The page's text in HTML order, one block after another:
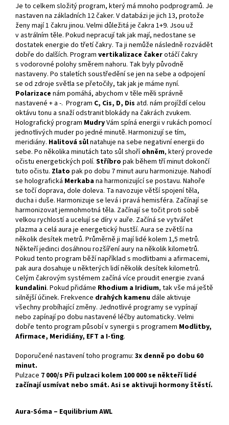
Je to celkem složitý program, který má mnoho podprogramů. Je
nastaven na základních 12 čaker. V databázi je jich 13, protože
ženy mají 1 čakru jinou. Velmi důležitá je čakra 1+9. Jsou už
v astrálním těle. Pokud nepracují tak jak mají, nedostane se
dostatek energie do třetí čakry. Ta ji nemůže následně rozvádět
dobře do dalších. Program vertikalizace čakerotáčí čakry
s vodorovné polohy směrem nahoru. Tak byly původně
nastaveny. Po staletích soustředění se jen na sebe a odpojení
se od zdroje světla se přetočily, tak jak je máme nyní.
Polarizace nám pomáhá, abychom v těle měli správně
nastavené + a -. Program C, Cis, D, Dis atd. nám projíždí celou
oktávu tonu a snaží odstranit blokády na čakrách zvukem.
Holografický program MudryVám spíná energii v rukách pomocí
jednotlivých muder po jedné minutě. Harmonizují se tím,
meridiány. Halitová sůlnatahuje na sebe negativní energii do
sebe. Po několika minutách tato sůl shoříohněm, který provede
očistu energetických polí. Stříbro pak během tří minut dokončí
tuto očistu. Zlato pak po dobu 7 minut auru harmonizuje. Nahodí
se holografická Merkabana harmonizující se postavu. Nahoře
se točí doprava, dole doleva. Ta navozuje větší spojení těla,
ducha i duše. Harmonizuje se levá i pravá hemisféra. Začínají se
harmonizovat jemnohmotná těla. Začínají se točit proti sobě
velkou rychlostí a ucelují se díry v auře. Začíná se vytvářet
plazma a celá aura je energetický hustší. Aura se zvětší na
několik desítek metrů. Průměrně ji mají lidé kolem 1,5 metrů.
Někteří jedinci dosáhnou rozšíření aury na několik kilometrů.
Pokud tento program běží například s modlitbami a afirmacemi,
pak aura dosahuje u některých lidí několik desítek kilometrů.
Celým čakrovým systémem začíná více proudit energie zvaná
kundalini. Pokud přidáme Rhodium a Iridium, tak vše má ještě
silnější účinek. Frekvence drahých kamenudále aktivuje
všechny probíhající změny. Jednotlivé programy se vypínají
nebo zapínají po dobu nastavené léčby automaticky. Velmi
dobře tento program působí v synergii s programem Modlitby,
Afirmace, Meridiány, EFT a I-ťing.
Doporučené nastavení toho programu: 3x denně po dobu 60
minut.
Pulzace 7 000/s Při pulzaci kolem 100 000 se někteří lidé
začínají usmívat nebo smát. Asi se aktivuji hormony štěstí.
Aura-Sóma – Equilibrium AWL